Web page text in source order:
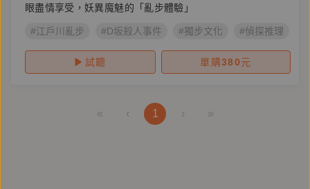
眼盡情享受，妖異魔魅的「亂步體驗」
#江戶川亂步 #D坂殺人事件 #獨步文化 #偵探推理
試聽 單購380元
« ‹ 1 › »